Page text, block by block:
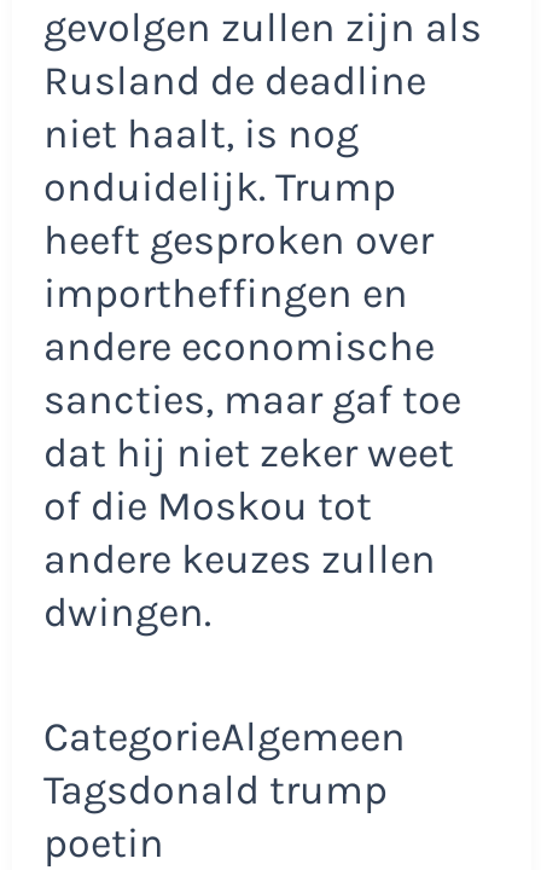
gevolgen zullen zijn als
Rusland de deadline
niet haalt, is nog
onduidelijk. Trump
heeft gesproken over
importheffingen en
andere economische
sancties, maar gaf toe
dat hij niet zeker weet
of die Moskou tot
andere keuzes zullen
dwingen.
CategorieAlgemeen
Tagsdonald trump
poetin